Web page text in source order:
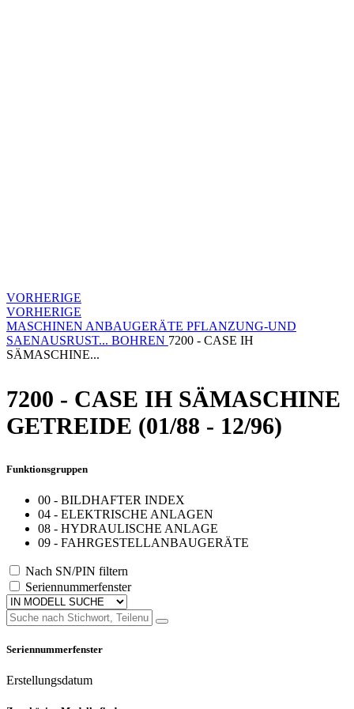
VORHERIGE
VORHERIGE
MASCHINEN ANBAUGERÄTE PFLANZUNG-UND
SAENAUSRUST... BOHREN 7200 - CASE IH
SÄMASCHINE...
7200 - CASE IH SÄMASCHINE
GETREIDE (01/88 - 12/96)
Funktionsgruppen
00 - BILDHAFTER INDEX
04 - ELEKTRISCHE ANLAGEN
08 - HYDRAULISCHE ANLAGE
09 - FAHRGESTELLANBAUGERÄTE
Nach SN/PIN filtern
Seriennummerfenster
Seriennummerfenster
Erstellungsdatum